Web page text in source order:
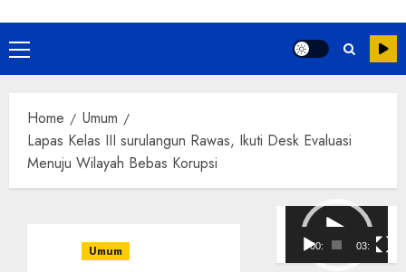
Primary
Menu
Home
Umum
Lapas Kelas III surulangun Rawas, Ikuti Desk Evaluasi
Menuju Wilayah Bebas Korupsi
Umum
Pemutar
Video
00:00 03:08